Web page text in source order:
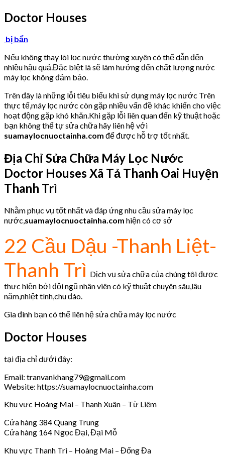
Doctor Houses
bị bẩn
Nếu không thay lõi lọc nước thường xuyên có thể dẫn đến
nhiều hậu quả.Đặc biệt là sẽ làm hưởng đến chất lượng nước
máy lọc không đảm bảo.
Trên đây là những lỗi tiêu biểu khi sử dụng máy lọc nước Trên
thực tế,máy lọc nước còn gặp nhiều vấn đề khác khiến cho việc
hoạt động gặp khó khăn.Khi gặp lỗi liên quan đến kỹ thuật hoặc
bạn không thể tự sửa chữa hãy liên hệ với
suamaylocnuoctainha.com để được hỗ trợ tốt nhất.
Địa Chỉ Sửa Chữa Máy Lọc Nước
Doctor Houses Xã Tả Thanh Oai Huyện
Thanh Trì
Nhằm phục vụ tốt nhất và đáp ứng nhu cầu sửa máy lọc
nước,suamaylocnuoctainha.com hiện có cơ sở
22 Cầu Dậu -Thanh Liệt-
Thanh Trì Dịch vụ sửa chữa của chúng tôi được
thực hiện bởi đội ngũ nhân viên có kỹ thuật chuyên sâu,lâu
năm,nhiệt tình,chu đáo.
Gia đình bạn có thể liên hệ sửa chữa máy lọc nước
Doctor Houses
tại địa chỉ dưới đây:
Email: tranvankhang79@gmail.com
Website: https://suamaylocnuoctainha.com
Khu vực Hoàng Mai – Thanh Xuân – Từ Liêm
Cửa hàng 384 Quang Trung
Cửa hàng 164 Ngọc Đại, Đại Mỗ
Khu vực Thanh Trì – Hoàng Mai – Đống Đa